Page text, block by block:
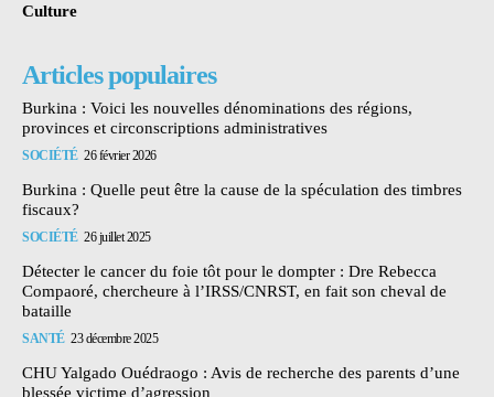
Culture
Articles populaires
Burkina : Voici les nouvelles dénominations des régions,
provinces et circonscriptions administratives
SOCIÉTÉ 26 février 2026
Burkina : Quelle peut être la cause de la spéculation des timbres
fiscaux?
SOCIÉTÉ 26 juillet 2025
Détecter le cancer du foie tôt pour le dompter : Dre Rebecca
Compaoré, chercheure à l’IRSS/CNRST, en fait son cheval de
bataille
SANTÉ 23 décembre 2025
CHU Yalgado Ouédraogo : Avis de recherche des parents d’une
blessée victime d’agression